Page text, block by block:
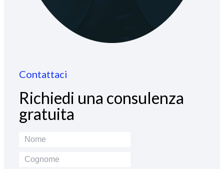
Contattaci
Richiedi una consulenza
gratuita